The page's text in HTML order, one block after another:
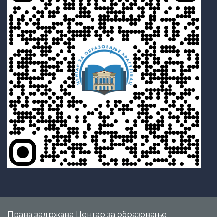
Права задржава Центар за образовање